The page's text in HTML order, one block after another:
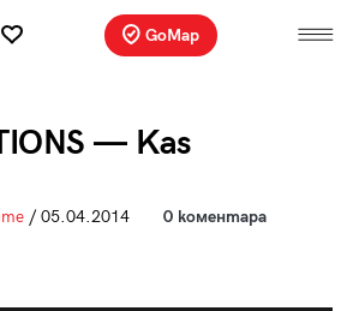
GoMap
— Kas
/ 05.04.2014 0 коментара